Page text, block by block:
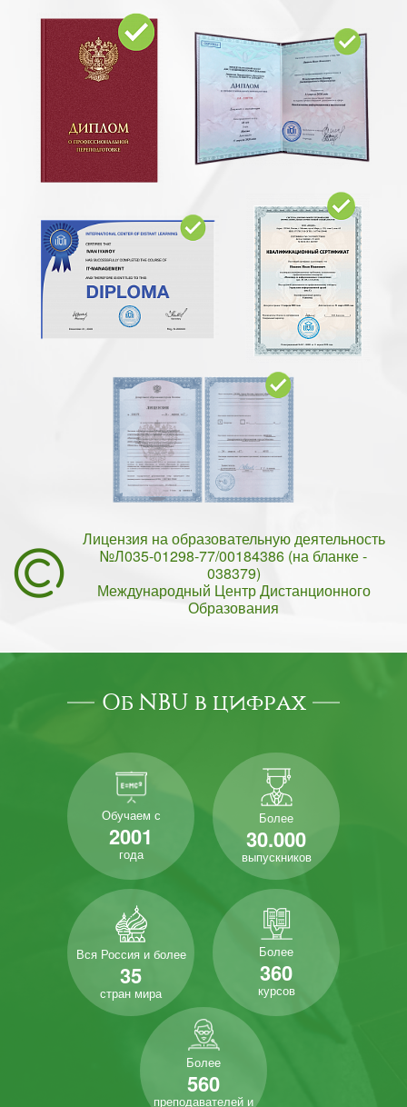
Лицензия на образовательную деятельность
№Л035-01298-77/00184386 (на бланке -
038379)
Международный Центр Дистанционного
Образования
Об NBU в цифрах
Обучаем с
2001
года
Более
30.000
выпускников
Вся Россия и более
35
стран мира
Более
360
курсов
Более
560
преподавателей и